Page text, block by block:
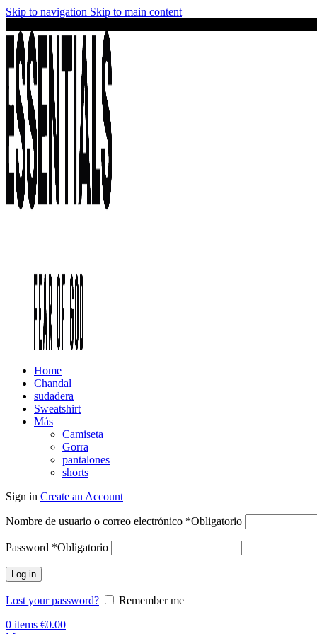
Skip to navigation Skip to main content
Home
Chandal
sudadera
Sweatshirt
Más
Camiseta
Gorra
pantalones
shorts
Sign in Create an Account
Nombre de usuario o correo electrónico *Obligatorio
Password *Obligatorio
Log in
Lost your password?
Remember me
0 items €0.00